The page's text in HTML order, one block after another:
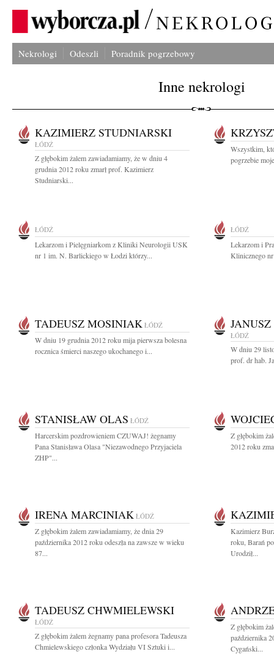
Nekrologi Odeszli Poradnik pogrzebowy
Inne nekrologi
KAZIMIERZ STUDNIARSKI
ŁÓDŹ
Z głębokim żalem zawiadamiamy, że w dniu 4
grudnia 2012 roku zmarł prof. Kazimierz
Studniarski...
Wszystkim,
pogrzebie
ŁÓDŹ
Lekarzom i Pielęgniarkom z Kliniki Neurologii USK
nr 1 im. N. Barlickiego w Łodzi którzy...
ŁÓDŹ
Lekarzom i
Klinicznego
TADEUSZ MOSINIAK ŁÓDŹ
W dniu 19 grudnia 2012 roku mija pierwsza bolesna
rocznica śmierci naszego ukochanego i...
ŁÓDŹ
W dniu 29
prof. dr hab.
STANISŁAW OLAS ŁÓDŹ
Harcerskim pozdrowieniem CZUWAJ! żegnamy
Pana Stanisława Olasa "Niezawodnego Przyjaciela
ZHP"...
Z głębokim
2012 roku
IRENA MARCINIAK ŁÓDŹ
Z głębokim żalem zawiadamiamy, że dnia 29
października 2012 roku odeszła na zawsze w wieku
87...
Kazimierz
roku, Barań
Urodził...
TADEUSZ CHWMIELEWSKI
ŁÓDŹ
Z głębokim żalem żegnamy pana profesora Tadeusza
Chmielewskiego członka Wydziału VI Sztuki i...
Z głębokim
października
Cygański...